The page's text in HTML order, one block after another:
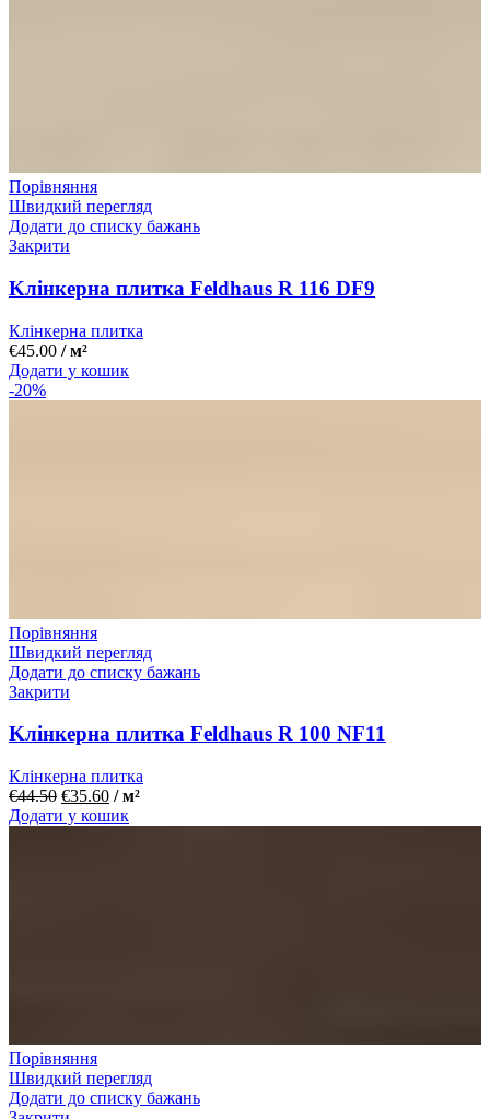
Порівняння
Швидкий перегляд
Додати до списку бажань
Закрити
Kлінкерна плитка Feldhaus R 116 DF9
Клінкерна плитка
€45.00 / м²
Додати у кошик
-20%
Порівняння
Швидкий перегляд
Додати до списку бажань
Закрити
Kлінкерна плитка Feldhaus R 100 NF11
Клінкерна плитка
€44.50 €35.60 / м²
Додати у кошик
Порівняння
Швидкий перегляд
Додати до списку бажань